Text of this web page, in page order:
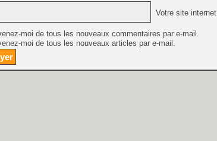
Votre site internet
moi de tous les nouveaux commentaires par e-mail.
moi de tous les nouveaux articles par e-mail.